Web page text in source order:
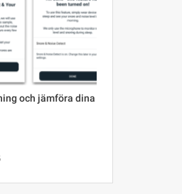
och jämföra dina